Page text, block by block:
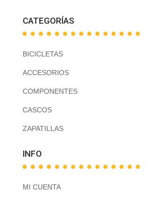
CATEGORÍAS
BICICLETAS
ACCESORIOS
COMPONENTES
CASCOS
ZAPATILLAS
INFO
MI CUENTA